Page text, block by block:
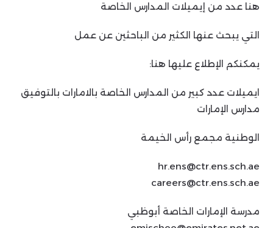
هنا عدد من إيميلات المدارس الخاصة
التي يبحث عنها الكثير من الباحثين عن عمل
يمكنكم الإطلاع عليها هنا:
ايميلات عدد كبير من المدارس الخاصة بالامارات بالتوفيق
مدارس الإمارات
الوطنية مجمع رأس الخيمة
hr.ens@ctr.ens.sch.ae
careers@ctr.ens.sch.ae
مدرسة الإمارات الخاصة أبوظبي